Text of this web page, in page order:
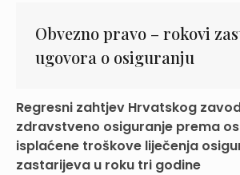
Obvezno pravo – rokovi
ugovora o osiguranju
Regresni zahtjev Hrvatskog
zdravstveno osiguranje prema
isplaćene troškove liječenja
zastarijeva u roku tri godine